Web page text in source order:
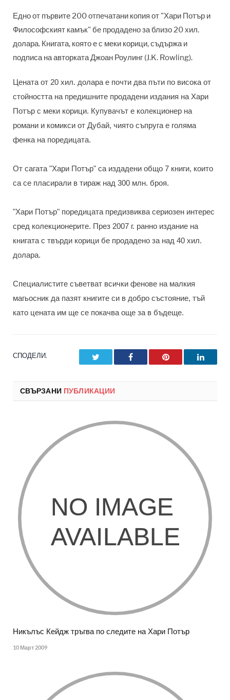
Едно от първите 200 отпечатани копия от "Хари Потър и
Философският камък" бе продадено за близо 20 хил.
долара. Книгата, която е с меки корици, съдържа и
подписа на авторката Джоан Роулинг (J.K. Rowling).
Цената от 20 хил. долара е почти два пъти по висока от
стойността на предишните продадени издания на Хари
Потър с меки корици. Купувачът е колекционер на
романи и комикси от Дубай, чиято съпруга е голяма
фенка на поредицата.
От сагата "Хари Потър" са издадени общо 7 книги, които
са се пласирали в тираж над 300 млн. броя.
"Хари Потър" поредицата предизвиква сериозен интерес
сред колекционерите. През 2007 г. ранно издание на
книгата с твърди корици бе продадено за над 40 хил.
долара.
Специалистите съветват всички фенове на малкия
магьосник да пазят книгите си в добро състояние, тъй
като цената им ще се покачва още за в бъдеще.
СПОДЕЛИ. Facebook Pinterest
СВЪРЗАНИ ПУБЛИКАЦИИ
Никълъс Кейдж тръгва по следите на Хари Потър
10 Март 2009